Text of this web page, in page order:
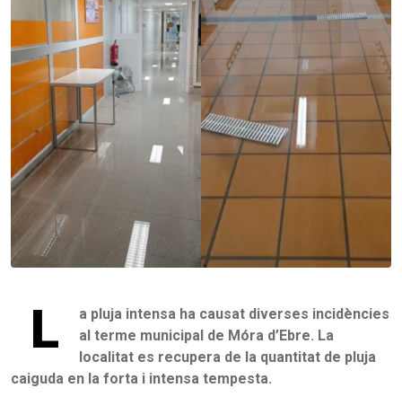
L
a pluja intensa ha causat diverses incidències
al terme municipal de Móra d’Ebre. La
localitat es recupera de la quantitat de pluja
caiguda en la forta i intensa tempesta.